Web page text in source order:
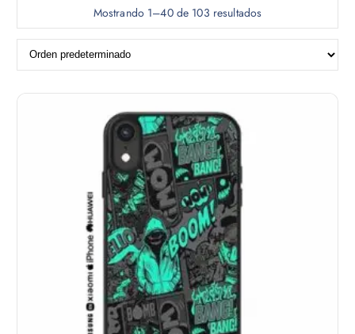
Mostrando 1–40 de 103 resultados